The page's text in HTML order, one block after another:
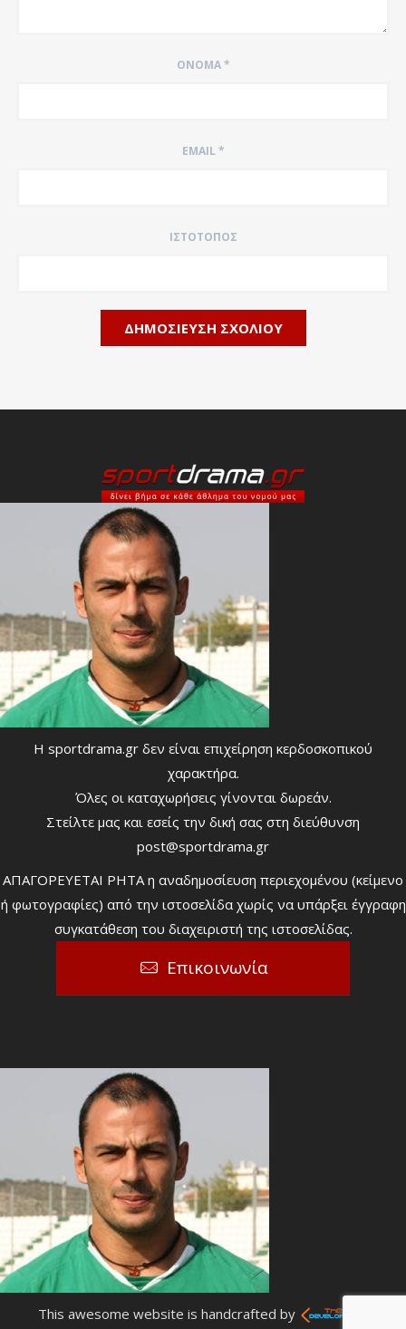
ΌΝΟΜΑ*
EMAIL*
ΙΣΤΌΤΟΠΟΣ
Η sportdrama.gr δεν είναι επιχείρηση κερδοσκοπικού
χαρακτήρα.
Όλες οι καταχωρήσεις γίνονται δωρεάν.
Στείλτε μας και εσείς την δική σας στη διεύθυνση
post@sportdrama.gr
ΑΠΑΓΟΡΕΥΕΤΑΙ ΡΗΤΑ η αναδημοσίευση περιεχομένου (κείμενο
ή φωτογραφίες) από την ιστοσελίδα χωρίς να υπάρξει έγγραφη
συγκατάθεση του διαχειριστή της ιστοσελίδας.
Επικοινωνία
This awesome website is handcrafted by